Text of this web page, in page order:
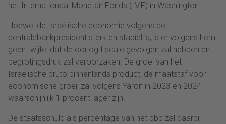
het Internationaal Monetair Fonds (IMF) in Washington.
Hoewel de Israëlische economie volgens de
centralebankpresident sterk en stabiel is, is er volgens hem
geen twijfel dat de oorlog fiscale gevolgen zal hebben en
begrotingsdruk zal veroorzaken. De groei van het
Israëlische bruto binnenlands product, de maatstaf voor
economische groei, zal volgens Yaron in 2023 en 2024
waarschijnlijk 1 procent lager zijn.
De staatsschuld als percentage van het bbp zal daarbij